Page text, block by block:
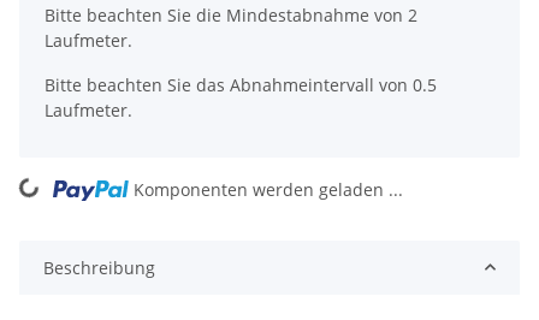
x
Bitte beachten Sie die Mindestabnahme von 2
Laufmeter.
Bitte beachten Sie das Abnahmeintervall von 0.5
Laufmeter.
Komponenten werden geladen ...
Beschreibung